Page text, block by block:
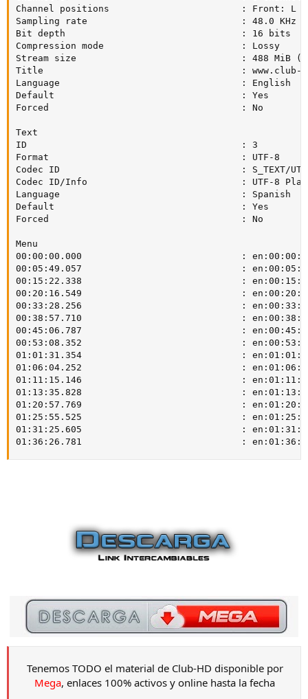
Channel positions                        : Front: L C
Sampling rate                            : 48.0 KHz
Bit depth                                : 16 bits
Compression mode                         : Lossy
Stream size                              : 488 MiB
Title                                    : www.club-
Language                                 : English
Default                                  : Yes
Forced                                   : No
Text
ID                                       : 3
Format                                   : UTF-8
Codec ID                                 : S_TEXT/
Codec ID/Info                            : UTF-8
Language                                 : Spanish
Default                                  : Yes
Forced                                   : No
Menu
00:00:00.000                             :
00:05:49.057                             :
00:15:22.338                             :
00:20:16.549                             :
00:33:28.256                             :
00:38:57.710                             :
00:45:06.787                             :
00:53:08.352                             :
01:01:31.354                             :
01:06:04.252                             :
01:11:15.146                             :
01:13:35.828                             :
01:20:57.769                             :
01:25:55.525                             :
01:31:25.605                             :
01:36:26.781                             :
Tenemos TODO el material de Club-HD disponible por
Mega, enlaces 100% activos y online hasta la fecha